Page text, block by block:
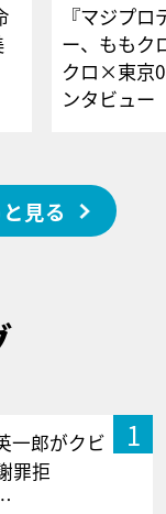
『マジプロ
ー、ももク
クロ×東京
ンタビュー
見る
1
一郎がクビ
罪拒